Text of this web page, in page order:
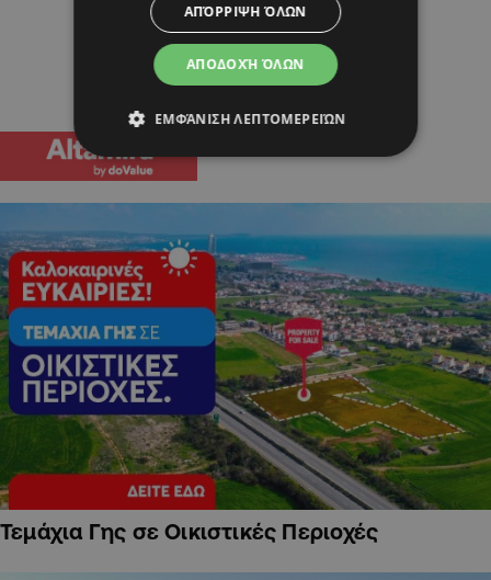
Τεμάχια Γης σε Οικιστικές Περιοχές
ΑΠΟΔΟΧΉ ΌΛΩΝ
ΑΠΌΡΡΙΨΗ ΌΛΩΝ
ΕΜΦΆΝΙΣΗ ΛΕΠΤΟΜΕΡΕΙΏΝ